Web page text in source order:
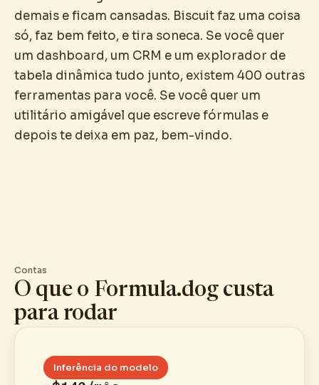
demais e ficam cansadas. Biscuit faz uma coisa
só, faz bem feito, e tira soneca. Se você quer
um dashboard, um CRM e um explorador de
tabela dinâmica tudo junto, existem 400 outras
ferramentas para você. Se você quer um
utilitário amigável que escreve fórmulas e
depois te deixa em paz, bem-vindo.
Contas
O que o Formula.dog custa
para rodar
Inferência do modelo